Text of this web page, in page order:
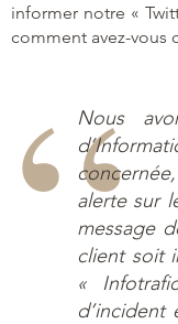
informer notre «
comment avez-vous
Nous
alerte sur
message
client soit
«
d’incident